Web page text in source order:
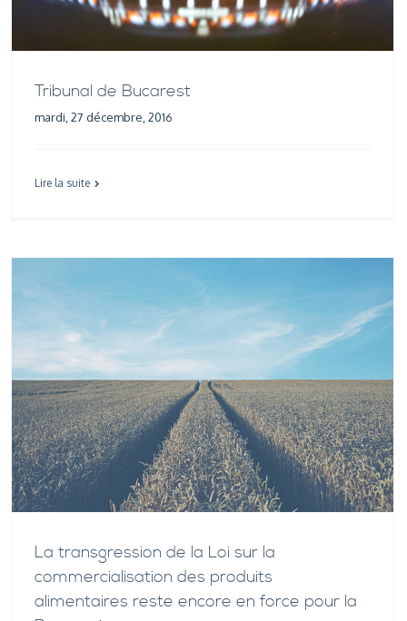
Tribunal de Bucarest
mardi, 27 décembre, 2016
Lire la suite
La transgression de la Loi sur la
commercialisation des produits
alimentaires reste encore en force pour la